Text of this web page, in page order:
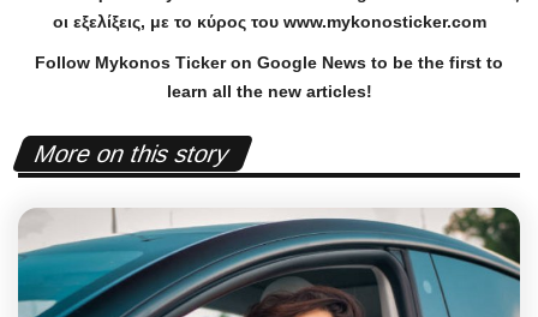
οι εξελίξεις, με το κύρος του www.mykonosticker.com
Follow Mykonos Ticker on Google News to be the first to
learn all the new articles!
More on this story